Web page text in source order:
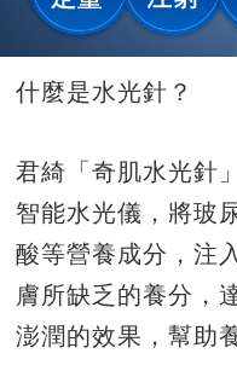
什麼是水光針？
君綺「奇肌水光針
智能水光儀，將玻
酸等營養成分，注
膚所缺乏的養分，
澎潤的效果，幫助